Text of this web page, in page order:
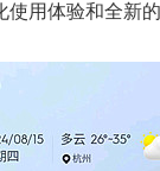
用体验和全新的